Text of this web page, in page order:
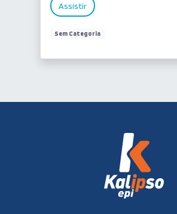
Assistir
Sem Categoria